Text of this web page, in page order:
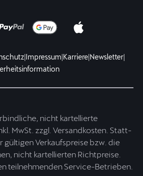
|Impressum|Karriere|Newsletter|
nicht kartellierte
MwSt. zzgl. Versandkosten. Statt-
gültigen Verkaufspreise bzw. die
nicht kartellierten Richtpreise.
teilnehmenden Service-Betrieben.